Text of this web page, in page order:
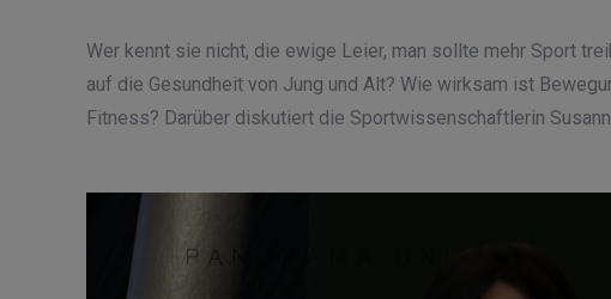
Wer kennt sie nicht, die ewige Leier, man sollte mehr Sport
auf die Gesundheit von Jung und Alt? Wie wirksam ist
Fitness? Darüber diskutiert die Sportwissenschaftlerin